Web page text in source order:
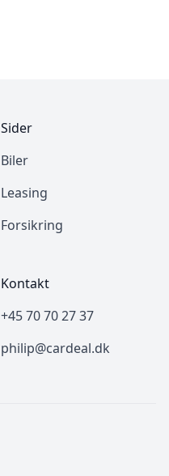
Sider
Biler
Leasing
Forsikring
Kontakt
+45 70 70 27 37
philip@cardeal.dk